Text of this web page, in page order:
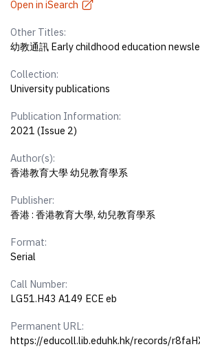
Open in iSearch
Other Titles:
幼教通訊 Early childhood education
Collection:
University publications
Publication Information:
2021 (Issue 2)
Author(s):
香港教育大學 幼兒教育學系
Publisher:
香港 : 香港教育大學, 幼兒教育學系
Format:
Serial
Call Number:
LG51.H43 A149 ECE eb
Permanent URL:
https://educoll.lib.eduhk.hk/records/